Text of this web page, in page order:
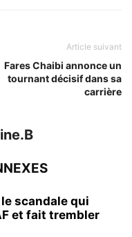
Article suivant
Fares Chaibi annonce un
tournant décisif dans sa
carrière
scandale qui
et fait trembler